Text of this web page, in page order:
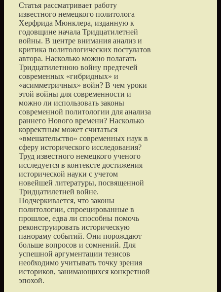
Статья рассматривает работу
известного немецкого политолога
Херфрида Мюнклера, изданную к
годовщине начала Тридцатилетней
войны. В центре внимания анализ и
критика политологических постулатов
автора. Насколько можно полагать
Тридцатилетнюю войну предтечей
современных «гибридных» и
«асимметричных» войн? В чем уроки
этой войны для современности и
можно ли использовать законы
современной политологии для анализа
раннего Нового времени? Насколько
корректным может считаться
«вмешательство» современных наук в
сферу исторического исследования?
Труд известного немецкого ученого
исследуется в контексте достижения
исторической науки с учетом
новейшей литературы, посвященной
Тридцатилетней войне.
Подчеркивается, что законы
политологии, спроецированные в
прошлое, едва ли способны помочь
реконструировать историческую
панораму событий. Они порождают
больше вопросов и сомнений. Для
успешной аргументации тезисов
необходимо учитывать точку зрения
историков, занимающихся конкретной
эпохой.